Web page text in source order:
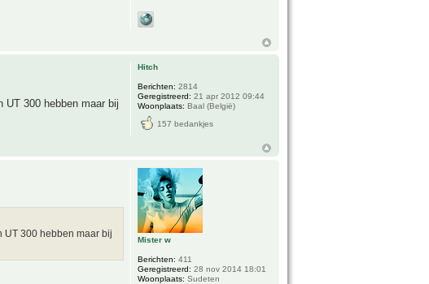
UT 300 hebben maar bij
Hitch
Berichten: 2814
Geregistreerd: 21 apr 2012 09:44
Woonplaats: Baal (België)
157 bedankjes
UT 300 hebben maar bij
Mister w
Berichten: 411
Geregistreerd: 28 nov 2014 18:01
Woonplaats: Sudeten